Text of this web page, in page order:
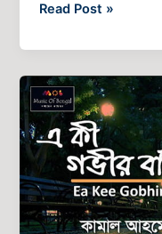
Read Post »
এ
কী
গভীর
বাণী
কামাল
আহমেদ